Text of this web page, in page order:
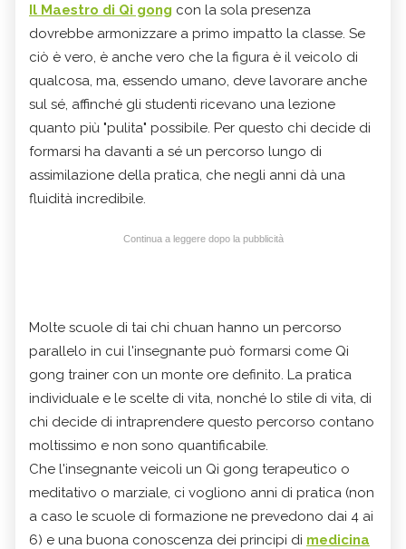
Il Maestro di Qi gong con la sola presenza
dovrebbe armonizzare a primo impatto la classe. Se
ciò è vero, è anche vero che la figura è il veicolo di
qualcosa, ma, essendo umano, deve lavorare anche
sul sé, affinché gli studenti ricevano una lezione
quanto più "pulita" possibile. Per questo chi decide di
formarsi ha davanti a sé un percorso lungo di
assimilazione della pratica, che negli anni dà una
fluidità incredibile.
Continua a leggere dopo la pubblicità
Molte scuole di tai chi chuan hanno un percorso
parallelo in cui l'insegnante può formarsi come Qi
gong trainer con un monte ore definito. La pratica
individuale e le scelte di vita, nonché lo stile di vita, di
chi decide di intraprendere questo percorso contano
moltissimo e non sono quantificabile.
Che l'insegnante veicoli un Qi gong terapeutico o
meditativo o marziale, ci vogliono anni di pratica (non
a caso le scuole di formazione ne prevedono dai 4 ai
6) e una buona conoscenza dei principi di medicina